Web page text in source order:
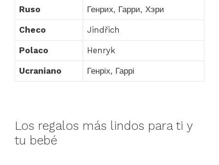
Ruso Генрих, Гарри, Хэри
Checo Jindřich
Polaco Henryk
Ucraniano Генріх, Гаррі
Los regalos más lindos para ti y
tu bebé